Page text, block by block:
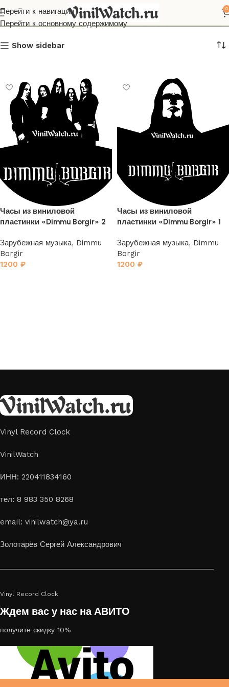
Перейти к навигации
Перейти к основному содержимому
0
Borgir
Show sidebar
Часы из виниловой
пластинки «Dimmu Borgir» 2
Зарубежная музыка, Dimmu
Borgir
1200 ₽
Часы из виниловой
пластинки «Dimmu Borgir» 1
Зарубежная музыка, Dimmu
Borgir
1200 ₽
Vinyl Record Clock
VinilWatch
ИНН: 220411834160
тел: 8 983 350 8268
email: vinilwatch@ya.ru
Золотарёв Сергей Александрович
Vinyl Record Clock
Ждем вас у нас на АВИТО
получите скидку 10%